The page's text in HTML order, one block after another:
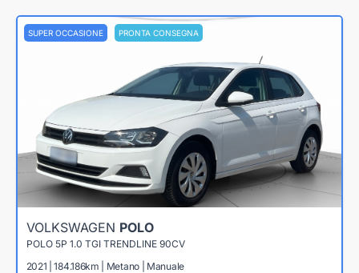
SUPER OCCASIONE PRONTA CONSEGNA
VOLKSWAGEN POLO
POLO 5P 1.0 TGI TRENDLINE 90CV
2021 | 184.186km | Metano | Manuale